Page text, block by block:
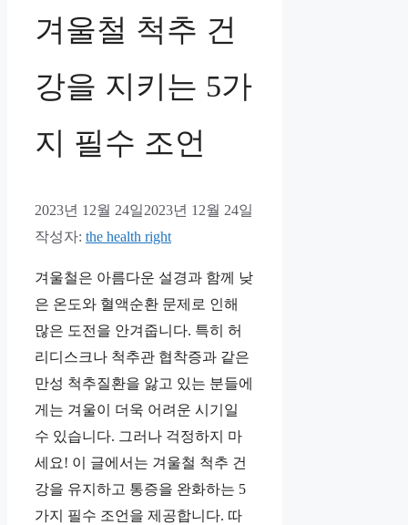
겨울철 척추 건
강을 지키는 5가
지 필수 조언
2023년 12월 24일2023년 12월 24일
작성자: the health right
겨울철은 아름다운 설경과 함께 낮
은 온도와 혈액순환 문제로 인해
많은 도전을 안겨줍니다. 특히 허
리디스크나 척추관 협착증과 같은
만성 척추질환을 앓고 있는 분들에
게는 겨울이 더욱 어려운 시기일
수 있습니다. 그러나 걱정하지 마
세요! 이 글에서는 겨울철 척추 건
강을 유지하고 통증을 완화하는 5
가지 필수 조언을 제공합니다. 따